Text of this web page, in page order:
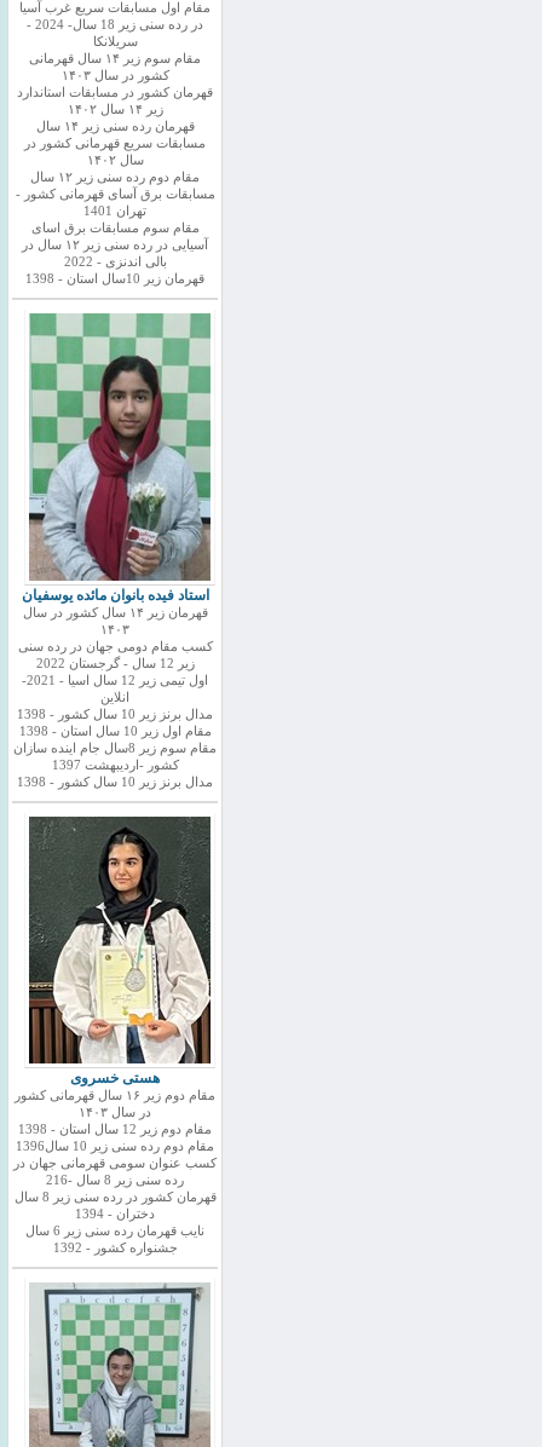
مقام اول مسابقات سریع غرب آسیا
در رده سنی زیر 18 سال- 2024 -
سریلانکا
مقام سوم زیر ۱۴ سال قهرمانی
کشور در سال ۱۴۰۳
قهرمان کشور در مسابقات استاندارد
زیر ۱۴ سال ۱۴۰۲
قهرمان رده سنی زیر ۱۴ سال
مسابقات سریع قهرمانی کشور در
سال ۱۴۰۲
مقام دوم رده سنی زیر ۱۲ سال
مسابقات برق آسای قهرمانی کشور -
تهران 1401
مقام سوم مسابقات برق اسای
آسیایی در رده سنی زیر ۱۲ سال در
بالی اندنزی - 2022
قهرمان زیر 10سال استان - 1398
استاد فیده بانوان مائده یوسفیان
قهرمان زیر ۱۴ سال کشور در سال
۱۴۰۳
کسب مقام دومی جهان در رده سنی
زیر 12 سال - گرجستان 2022
اول تیمی زیر 12 سال اسیا - 2021-
انلاین
مدال برنز زیر 10 سال کشور - 1398
مقام اول زیر 10 سال استان - 1398
مقام سوم زیر 8سال جام اینده سازان
کشور -اردیبهشت 1397
مدال برنز زیر 10 سال کشور - 1398
هستی خسروی
مقام دوم زیر ۱۶ سال قهرمانی کشور
در سال ۱۴۰۳
مقام دوم زیر 12 سال استان - 1398
مقام دوم رده سنی زیر 10 سال1396
کسب عنوان سومی قهرمانی جهان در
رده سنی زیر 8 سال -216
قهرمان کشور در رده سنی زیر 8 سال
دختران - 1394
نایب قهرمان رده سنی زیر 6 سال
جشنواره کشور - 1392